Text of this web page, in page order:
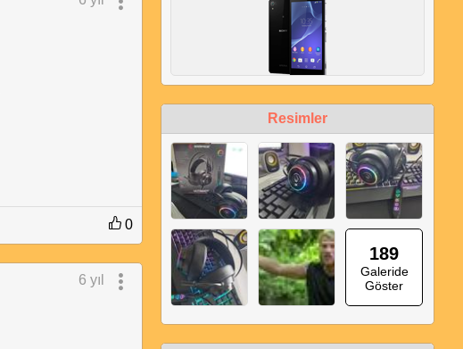
0
6 yıl
2,3 GHz Quad-Core İşlemci |
801 | 3 Gb Ram | LTE 150 Mbps |
Android 4.4 Kit Kat | 3.200 Mah
Battery |
|Full HD 1920 x 1080 IPS LCD | 5.2 Inc
| 4K 3840 x 2160 | 424 PPI | 16M
Colors | RDS Radyo | 20.7 Mp G Lens
Kamera |
Resimler
189
Galeride
Göster